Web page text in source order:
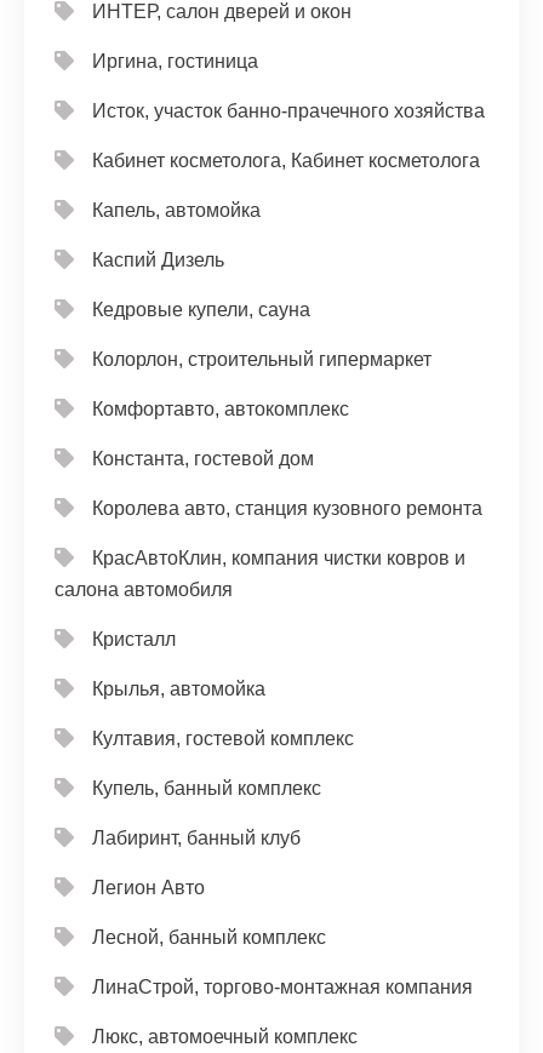
ИНТЕР, салон дверей и окон
Иргина, гостиница
Исток, участок банно-прачечного хозяйства
Кабинет косметолога, Кабинет косметолога
Капель, автомойка
Каспий Дизель
Кедровые купели, сауна
Колорлон, строительный гипермаркет
Комфортавто, автокомплекс
Константа, гостевой дом
Королева авто, станция кузовного ремонта
КрасАвтоКлин, компания чистки ковров и
салона автомобиля
Кристалл
Крылья, автомойка
Култавия, гостевой комплекс
Купель, банный комплекс
Лабиринт, банный клуб
Легион Авто
Лесной, банный комплекс
ЛинаСтрой, торгово-монтажная компания
Люкс, автомоечный комплекс